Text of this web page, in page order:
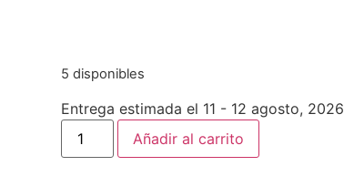
5 disponibles
Entrega estimada el 11 - 12 agosto, 2026
Añadir al carrito